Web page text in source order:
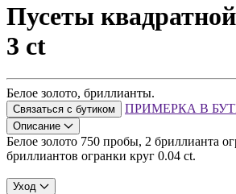
Пусеты
3 ct
Белое золото, бриллианты.
Связаться с бутиком ПРИМЕРКА В
Описание
Белое золото 750 пробы, 2 бриллианта
бриллиантов огранки круг 0.04 ct.
Уход